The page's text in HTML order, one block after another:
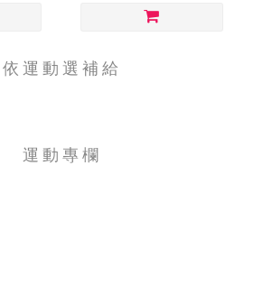
依 運 動 選 補 給
運 動 專 欄